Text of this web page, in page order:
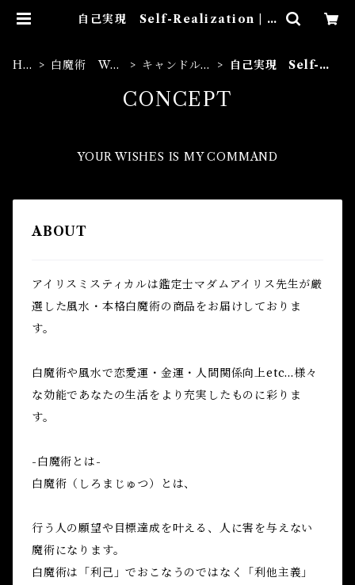
自己実現 Self-Realization | A
白魔術
HO
白魔術 Whi
キャンドル
自己実現 Self-R
CONCEPT
YOUR WISHES IS MY COMMAND
ABOUT
アイリスミスティカルは鑑定士マダムアイリス先生が厳
選した風水・本格白魔術の商品をお届けしておりま
す。
白魔術や風水で恋愛運・金運・人間関係向上etc...様々
な効能であなたの生活をより充実したものに彩りま
す。
-白魔術とは-
白魔術（しろまじゅつ）とは、
行う人の願望や目標達成を叶える、人に害を与えない
魔術になります。
白魔術は「利己」でおこなうのではなく「利他主義」